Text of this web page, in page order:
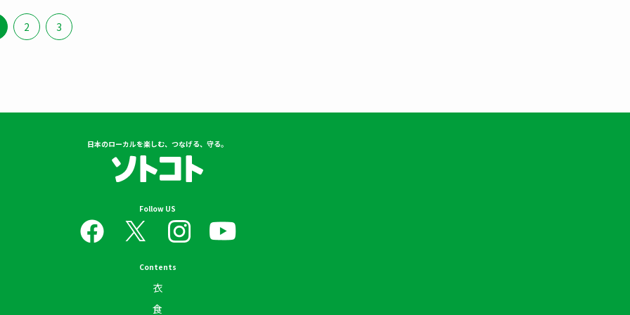
2 3
日本のローカルを楽しむ、つなげる、守る。
Follow US
Contents
衣
食